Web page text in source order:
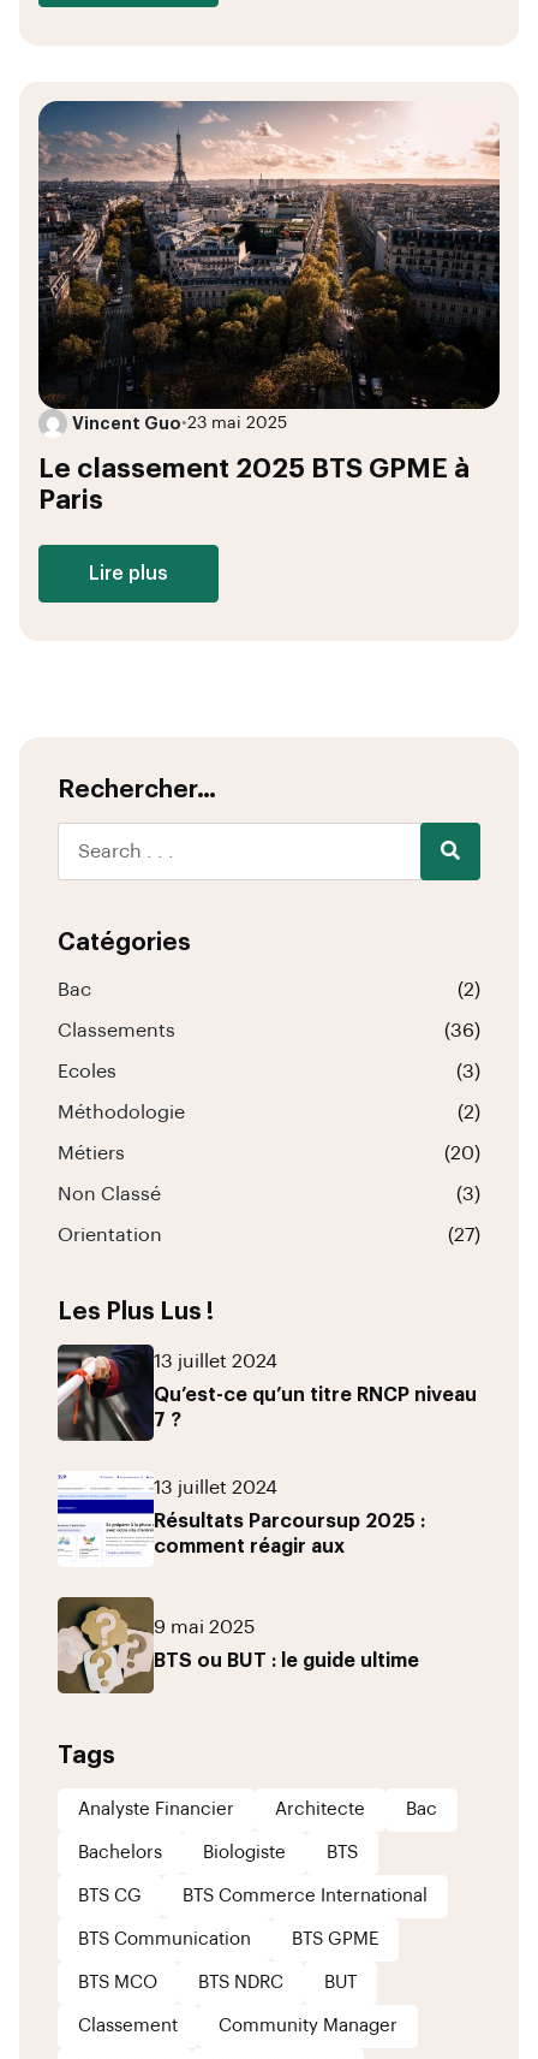
Vincent Guo•23 mai 2025
Le classement 2025 BTS GPME à
Paris
Lire plus
Rechercher…
Catégories
Bac (2)
Classements (36)
Ecoles (3)
Méthodologie (2)
Métiers (20)
Non Classé (3)
Orientation (27)
Les Plus Lus !
13 juillet 2024
Qu’est-ce qu’un titre RNCP niveau
7 ?
13 juillet 2024
Résultats Parcoursup 2025 :
comment réagir aux
9 mai 2025
BTS ou BUT : le guide ultime
Tags
Analyste Financier Architecte Bac
Bachelors Biologiste BTS
BTS CG BTS Commerce International
BTS Communication BTS GPME
BTS MCO BTS NDRC BUT
Classement Community Manager